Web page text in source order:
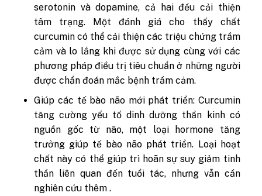
serotonin và dopamine, cả hai đều cải thiện
tâm trạng. Một đánh giá cho thấy chất
curcumin có thể cải thiện các triệu chứng trầm
cảm và lo lắng khi được sử dụng cùng với các
phương pháp điều trị tiêu chuẩn ở những người
được chẩn đoán mắc bệnh trầm cảm.
Giúp các tế bào não mới phát triển: Curcumin
tăng cường yếu tố dinh dưỡng thần kinh có
nguồn gốc từ não, một loại hormone tăng
trưởng giúp tế bào não phát triển. Loại hoạt
chất này có thể giúp trì hoãn sự suy giảm tinh
thần liên quan đến tuổi tác, nhưng vẫn cần
nghiên cứu thêm .